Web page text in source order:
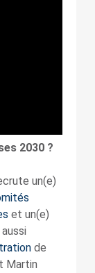
2030 ?
un(e)
et un(e)
de
Martin